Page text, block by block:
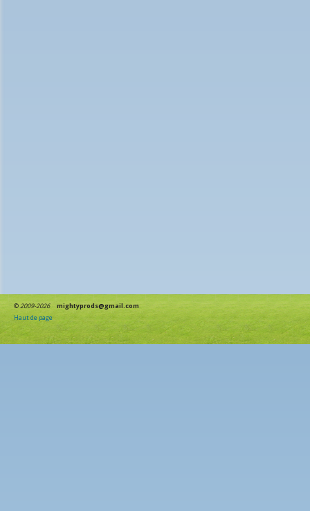
©2009-2026
mightyprods@gmail.com
Haut de page